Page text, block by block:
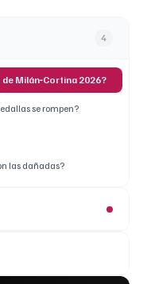
4
Milán‑Cortina 2026?
se rompen?
las dañadas?